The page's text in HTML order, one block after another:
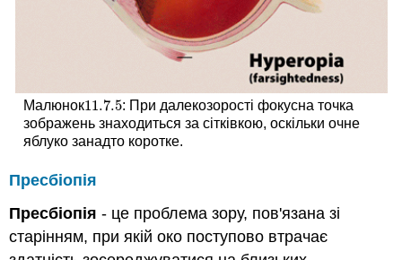
Малюнок11.7.5
11.7.5: При далекозорості фокусна точка
зображень знаходиться за сітківкою, оскільки очне
яблуко занадто коротке.
Пресбіопія
Пресбіопія - це проблема зору, пов'язана зі
старінням, при якій око поступово втрачає